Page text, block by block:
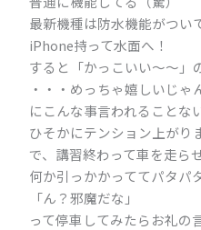
最新機種は防水機能がつい
iPhone持って水面へ！
すると「かっこいい～～」
・・・めっちゃ嬉しいじ
にこんな事言われることな
ひそかにテンション上がり
で、講習終わって車を走ら
何か引っかかっててパタパ
「ん？邪魔だな」
って停車してみたらお礼の